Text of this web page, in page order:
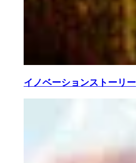
イノベーションストーリー